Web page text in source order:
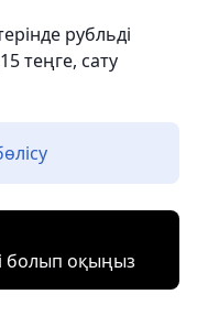
рубльді
теңге, сату
болып оқыңыз